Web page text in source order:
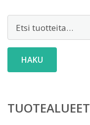
HAKU
TUOTEALUEET